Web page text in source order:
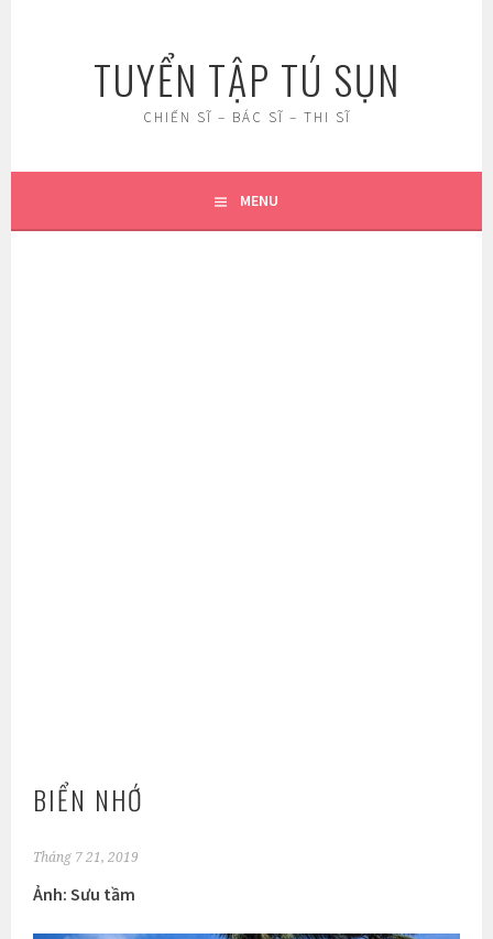
TUYỂN TẬP TÚ SỤN
CHIẾN SĨ – BÁC SĨ – THI SĨ
MENU
BIỂN NHỚ
Tháng 7 21, 2019
Ảnh: Sưu tầm